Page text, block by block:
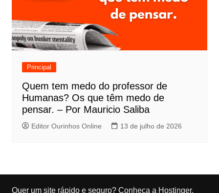
Principal
Quem tem medo do professor de
Humanas? Os que têm medo de
pensar. – Por Mauricio Saliba
Editor Ourinhos Online 13 de julho de 2026
Quer um site rápido e seguro? Conheça a Hostinger.